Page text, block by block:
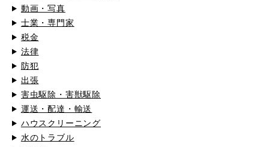
動画・写真
士業・専門家
税金
法律
防犯
出張
害虫駆除・害獣駆除
運送・配達・輸送
ハウスクリーニング
水のトラブル